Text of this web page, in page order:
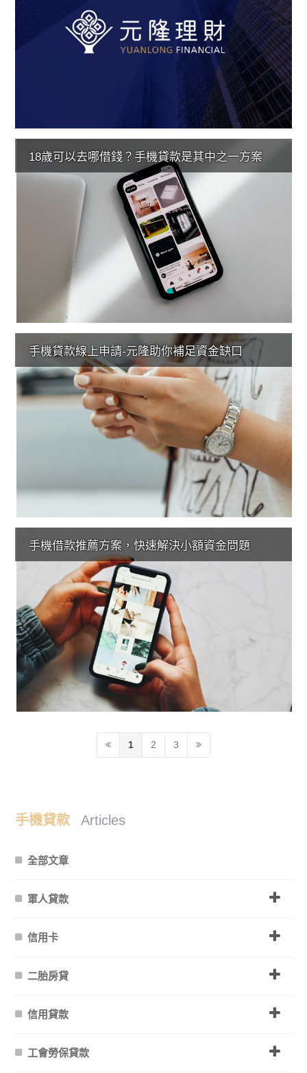
18歲可以去哪借錢？手機貸款是其中之一方案
手機貸款線上申請-元隆助你補足資金缺口
手機借款推薦方案，快速解決小額資金問題
1 2 3
手機貸款 Articles
全部文章
軍人貸款
信用卡
二胎房貸
信用貸款
工會勞保貸款